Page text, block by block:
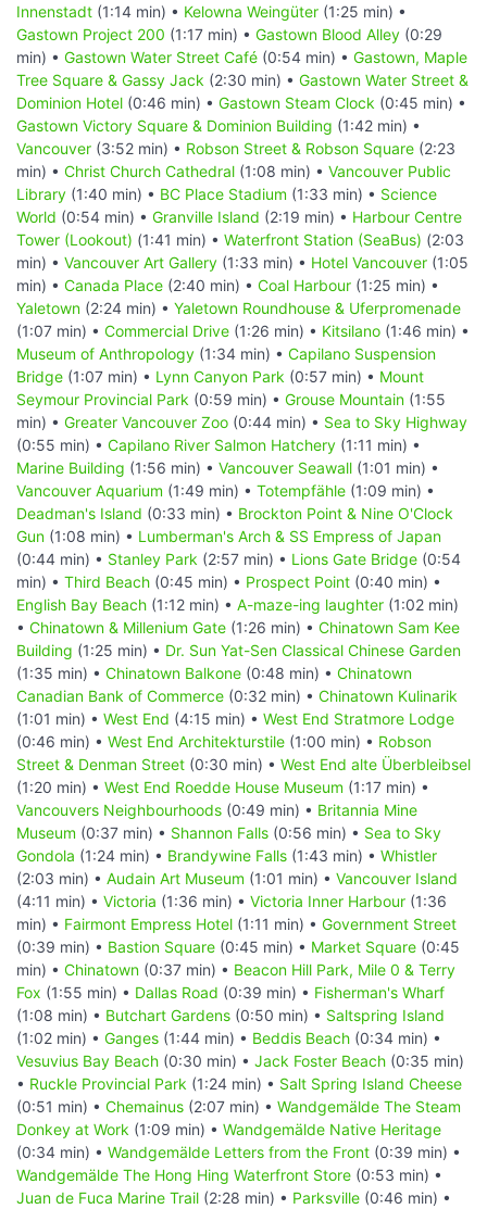
Innenstadt (1:14 min) • Kelowna Weingüter (1:25 min) •
Gastown Project 200 (1:17 min) • Gastown Blood Alley (0:29
min) • Gastown Water Street Café (0:54 min) • Gastown, Maple
Tree Square & Gassy Jack (2:30 min) • Gastown Water Street &
Dominion Hotel (0:46 min) • Gastown Steam Clock (0:45 min) •
Gastown Victory Square & Dominion Building (1:42 min) •
Vancouver (3:52 min) • Robson Street & Robson Square (2:23
min) • Christ Church Cathedral (1:08 min) • Vancouver Public
Library (1:40 min) • BC Place Stadium (1:33 min) • Science
World (0:54 min) • Granville Island (2:19 min) • Harbour Centre
Tower (Lookout) (1:41 min) • Waterfront Station (SeaBus) (2:03
min) • Vancouver Art Gallery (1:33 min) • Hotel Vancouver (1:05
min) • Canada Place (2:40 min) • Coal Harbour (1:25 min) •
Yaletown (2:24 min) • Yaletown Roundhouse & Uferpromenade
(1:07 min) • Commercial Drive (1:26 min) • Kitsilano (1:46 min) •
Museum of Anthropology (1:34 min) • Capilano Suspension
Bridge (1:07 min) • Lynn Canyon Park (0:57 min) • Mount
Seymour Provincial Park (0:59 min) • Grouse Mountain (1:55
min) • Greater Vancouver Zoo (0:44 min) • Sea to Sky Highway
(0:55 min) • Capilano River Salmon Hatchery (1:11 min) •
Marine Building (1:56 min) • Vancouver Seawall (1:01 min) •
Vancouver Aquarium (1:49 min) • Totempfähle (1:09 min) •
Deadman's Island (0:33 min) • Brockton Point & Nine O'Clock
Gun (1:08 min) • Lumberman's Arch & SS Empress of Japan
(0:44 min) • Stanley Park (2:57 min) • Lions Gate Bridge (0:54
min) • Third Beach (0:45 min) • Prospect Point (0:40 min) •
English Bay Beach (1:12 min) • A-maze-ing laughter (1:02 min)
• Chinatown & Millenium Gate (1:26 min) • Chinatown Sam Kee
Building (1:25 min) • Dr. Sun Yat-Sen Classical Chinese Garden
(1:35 min) • Chinatown Balkone (0:48 min) • Chinatown
Canadian Bank of Commerce (0:32 min) • Chinatown Kulinarik
(1:01 min) • West End (4:15 min) • West End Stratmore Lodge
(0:46 min) • West End Architekturstile (1:00 min) • Robson
Street & Denman Street (0:30 min) • West End alte Überbleibsel
(1:20 min) • West End Roedde House Museum (1:17 min) •
Vancouvers Neighbourhoods (0:49 min) • Britannia Mine
Museum (0:37 min) • Shannon Falls (0:56 min) • Sea to Sky
Gondola (1:24 min) • Brandywine Falls (1:43 min) • Whistler
(2:03 min) • Audain Art Museum (1:01 min) • Vancouver Island
(4:11 min) • Victoria (1:36 min) • Victoria Inner Harbour (1:36
min) • Fairmont Empress Hotel (1:11 min) • Government Street
(0:39 min) • Bastion Square (0:45 min) • Market Square (0:45
min) • Chinatown (0:37 min) • Beacon Hill Park, Mile 0 & Terry
Fox (1:55 min) • Dallas Road (0:39 min) • Fisherman's Wharf
(1:08 min) • Butchart Gardens (0:50 min) • Saltspring Island
(1:02 min) • Ganges (1:44 min) • Beddis Beach (0:34 min) •
Vesuvius Bay Beach (0:30 min) • Jack Foster Beach (0:35 min)
• Ruckle Provincial Park (1:24 min) • Salt Spring Island Cheese
(0:51 min) • Chemainus (2:07 min) • Wandgemälde The Steam
Donkey at Work (1:09 min) • Wandgemälde Native Heritage
(0:34 min) • Wandgemälde Letters from the Front (0:39 min) •
Wandgemälde The Hong Hing Waterfront Store (0:53 min) •
Juan de Fuca Marine Trail (2:28 min) • Parksville (0:46 min) •